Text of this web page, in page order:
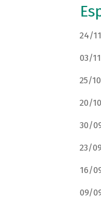
24/
03/
25/
20/
30/
23/
16/
09/